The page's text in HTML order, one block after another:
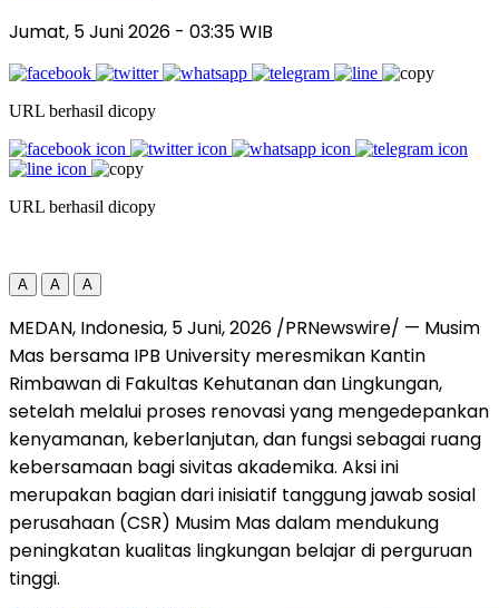
Jumat, 5 Juni 2026 - 03:35 WIB
URL berhasil dicopy
URL berhasil dicopy
A A A
MEDAN, Indonesia, 5Juni, 2026 /PRNewswire/ — Musim
Mas bersama IPB University meresmikan Kantin
Rimbawan di Fakultas Kehutanan dan Lingkungan,
setelah melalui proses renovasi yang mengedepankan
kenyamanan, keberlanjutan, dan fungsi sebagai ruang
kebersamaan bagi sivitas akademika. Aksi ini
merupakan bagian dari inisiatif tanggung jawab sosial
perusahaan (CSR) Musim Mas dalam mendukung
peningkatan kualitas lingkungan belajar di perguruan
tinggi.